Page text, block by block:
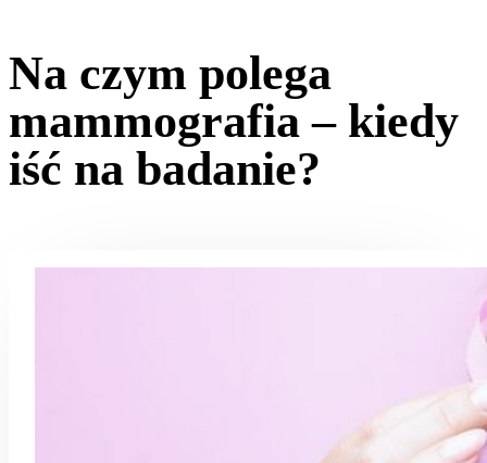
Na czym polega
mammografia – kiedy
iść na badanie?